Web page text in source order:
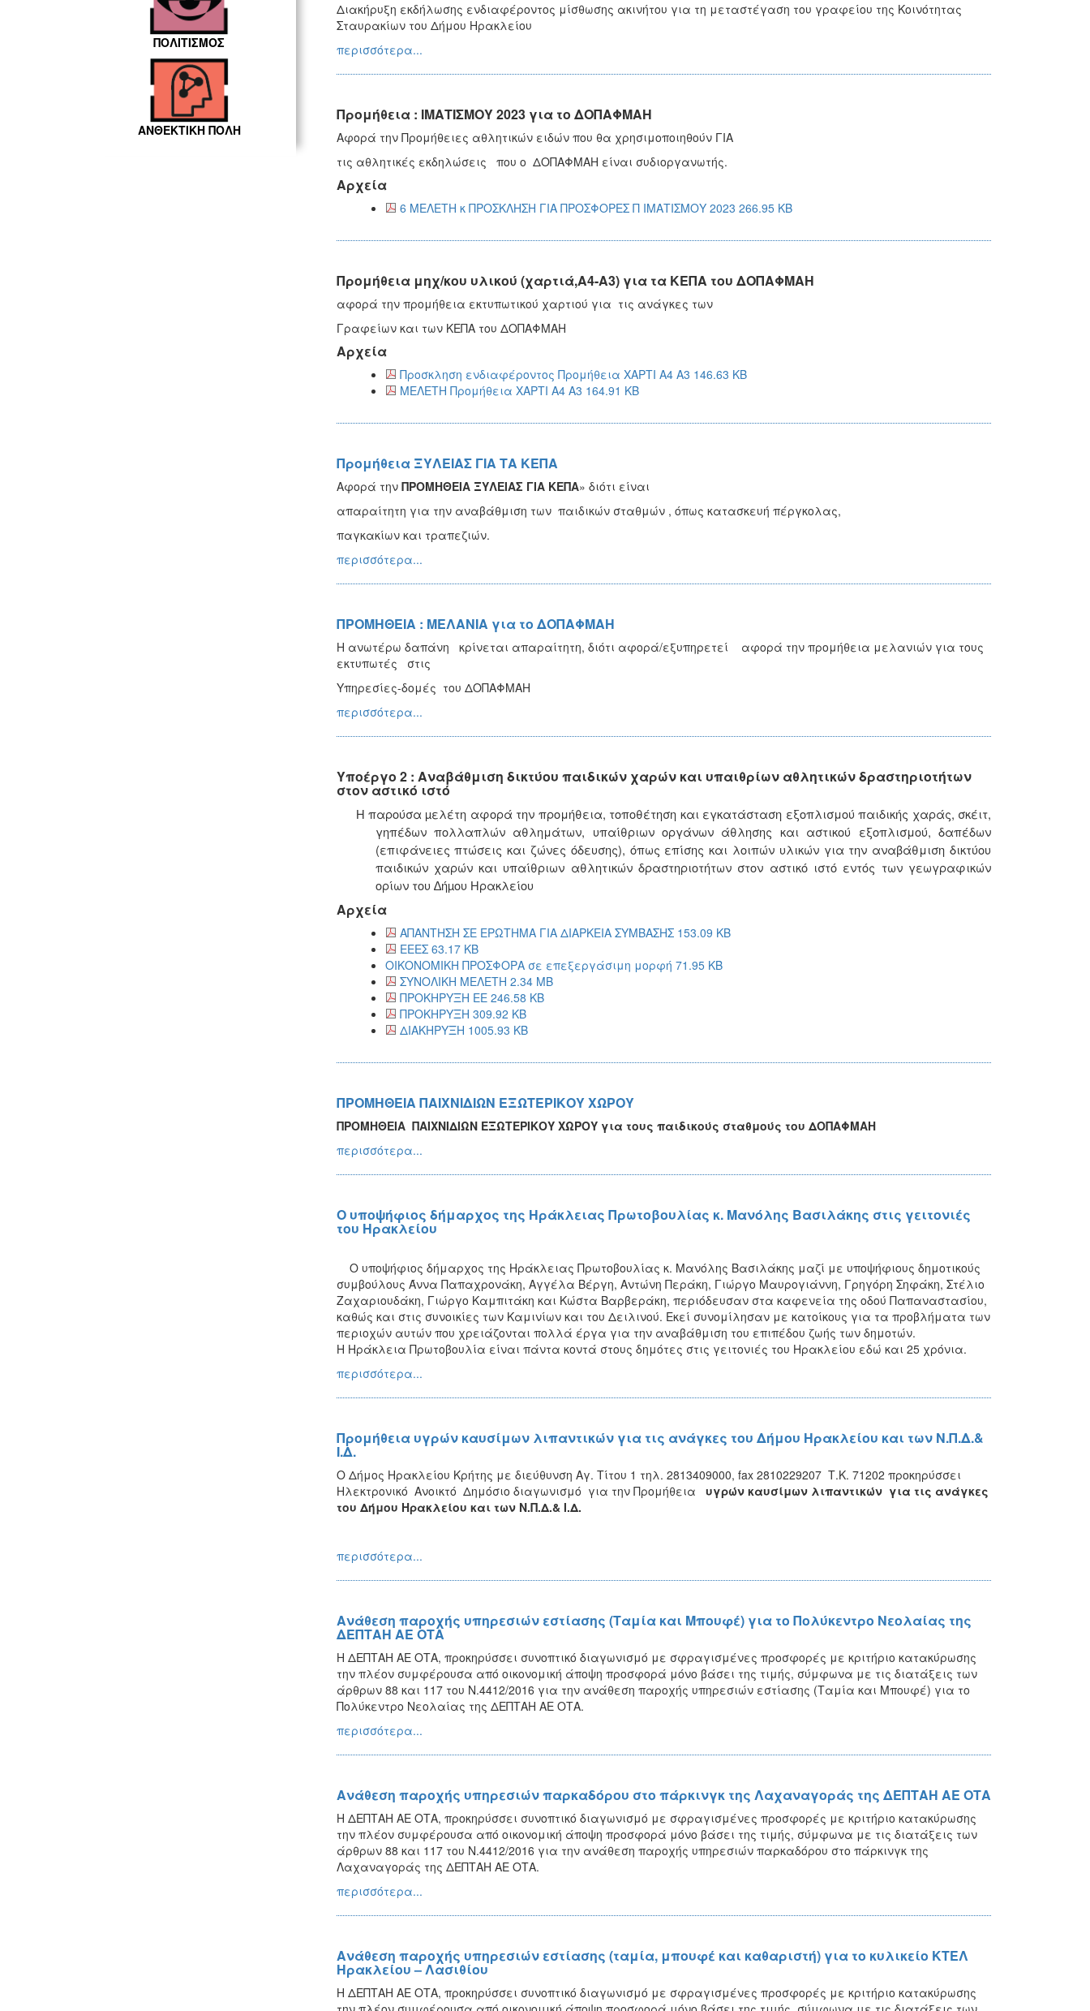
ΠΟΛΙΤΙΣΜΟΣ
ΑΝΘΕΚΤΙΚΗ ΠΟΛΗ
Διακήρυξη εκδήλωσης ενδιαφέροντος μίσθωσης ακινήτου για τη μεταστέγαση του γραφείου της Κοινότητας
Σταυρακίων του Δήμου Ηρακλείου
περισσότερα...
Προμήθεια : ΙΜΑΤΙΣΜΟΥ 2023 για το ΔΟΠΑΦΜΑΗ
Αφορά την Προμήθειες αθλητικών ειδών που θα χρησιμοποιηθούν ΓΙΑ
τις αθλητικές εκδηλώσεις που ο ΔΟΠΑΦΜΑΗ είναι συδιοργανωτής.
Αρχεία
6 ΜΕΛΕΤΗ κ ΠΡΟΣΚΛΗΣΗ ΓΙΑ ΠΡΟΣΦΟΡΕΣ Π ΙΜΑΤΙΣΜΟΥ 2023 266.95 KB
Προμήθεια μηχ/κου υλικού (χαρτιά,Α4-Α3) για τα ΚΕΠΑ του ΔΟΠΑΦΜΑΗ
αφορά την προμήθεια εκτυπωτικού χαρτιού για τις ανάγκες των
Γραφείων και των ΚΕΠΑ του ΔΟΠΑΦΜΑΗ
Αρχεία
Προσκληση ενδιαφέροντος Προμήθεια ΧΑΡΤΙ Α4 Α3 146.63 KB
ΜΕΛΕΤΗ Προμήθεια ΧΑΡΤΙ Α4 Α3 164.91 KB
Προμήθεια ΞΥΛΕΙΑΣ ΓΙΑ ΤΑ ΚΕΠΑ
Αφορά την ΠΡΟΜΗΘΕΙΑ ΞΥΛΕΙΑΣ ΓΙΑ ΚΕΠΑ» διότι είναι
απαραίτητη για την αναβάθμιση των παιδικών σταθμών , όπως κατασκευή πέργκολας,
παγκακίων και τραπεζιών.
περισσότερα...
ΠΡΟΜΗΘΕΙΑ : ΜΕΛΑΝΙΑ για το ΔΟΠΑΦΜΑΗ
Η ανωτέρω δαπάνη κρίνεται απαραίτητη, διότι αφορά/εξυπηρετεί αφορά την προμήθεια μελανιών για τους
εκτυπωτές στις
Υπηρεσίες-δομές του ΔΟΠΑΦΜΑΗ
περισσότερα...
Υποέργο 2 : Αναβάθμιση δικτύου παιδικών χαρών και υπαιθρίων αθλητικών δραστηριοτήτων
στον αστικό ιστό
Η παρούσα µελέτη αφορά την προμήθεια, τοποθέτηση και εγκατάσταση εξοπλισμού παιδικής χαράς, σκέιτ,
γηπέδων πολλαπλών αθλημάτων, υπαίθριων οργάνων άθλησης και αστικού εξοπλισμού, δαπέδων
(επιφάνειες πτώσεις και ζώνες όδευσης), όπως επίσης και λοιπών υλικών για την αναβάθμιση δικτύου
παιδικών χαρών και υπαίθριων αθλητικών δραστηριοτήτων στον αστικό ιστό εντός των γεωγραφικών
ορίων του ∆ήµου Ηρακλείου
Αρχεία
ΑΠΑΝΤΗΣΗ ΣΕ ΕΡΩΤΗΜΑ ΓΙΑ ΔΙΑΡΚΕΙΑ ΣΥΜΒΑΣΗΣ 153.09 KB
ΕΕΕΣ 63.17 KB
ΟΙΚΟΝΟΜΙΚΗ ΠΡΟΣΦΟΡΑ σε επεξεργάσιμη μορφή 71.95 KB
ΣΥΝΟΛΙΚΗ ΜΕΛΕΤΗ 2.34 MB
ΠΡΟΚΗΡΥΞΗ ΕΕ 246.58 KB
ΠΡΟΚΗΡΥΞΗ 309.92 KB
ΔΙΑΚΗΡΥΞΗ 1005.93 KB
ΠΡΟΜΗΘΕΙΑ ΠΑΙΧΝΙΔΙΩΝ ΕΞΩΤΕΡΙΚΟΥ ΧΩΡΟΥ
ΠΡΟΜΗΘΕΙΑ ΠΑΙΧΝΙΔΙΩΝ ΕΞΩΤΕΡΙΚΟΥ ΧΩΡΟΥ για τους παιδικούς σταθμούς του ΔΟΠΑΦΜΑΗ
περισσότερα...
Ο υποψήφιος δήμαρχος της Ηράκλειας Πρωτοβουλίας κ. Μανόλης Βασιλάκης στις γειτονιές
του Ηρακλείου
Ο υποψήφιος δήμαρχος της Ηράκλειας Πρωτοβουλίας κ. Μανόλης Βασιλάκης μαζί με υποψήφιους δημοτικούς
συμβούλους Άννα Παπαχρονάκη, Αγγέλα Βέργη, Αντώνη Περάκη, Γιώργο Μαυρογιάννη, Γρηγόρη Σηφάκη, Στέλιο
Ζαχαριουδάκη, Γιώργο Καμπιτάκη και Κώστα Βαρβεράκη, περιόδευσαν στα καφενεία της οδού Παπαναστασίου,
καθώς και στις συνοικίες των Καμινίων και του Δειλινού. Εκεί συνομίλησαν με κατοίκους για τα προβλήματα των
περιοχών αυτών που χρειάζονται πολλά έργα για την αναβάθμιση του επιπέδου ζωής των δημοτών.
Η Ηράκλεια Πρωτοβουλία είναι πάντα κοντά στους δημότες στις γειτονιές του Ηρακλείου εδώ και 25 χρόνια.
περισσότερα...
Προμήθεια υγρών καυσίμων λιπαντικών για τις ανάγκες του Δήμου Ηρακλείου και των Ν.Π.Δ.&
Ι.Δ.
Ο Δήμος Ηρακλείου Κρήτης με διεύθυνση Αγ. Τίτου 1 τηλ. 2813409000, fax 2810229207 Τ.Κ. 71202 προκηρύσσει
Ηλεκτρονικό Ανοικτό Δημόσιο διαγωνισμό για την Προμήθεια υγρών καυσίμων λιπαντικών για τις ανάγκες
του Δήμου Ηρακλείου και των Ν.Π.Δ.& Ι.Δ.
περισσότερα...
Ανάθεση παροχής υπηρεσιών εστίασης (Ταμία και Μπουφέ) για το Πολύκεντρο Νεολαίας της
ΔΕΠΤΑΗ ΑΕ ΟΤΑ
Η ΔΕΠΤΑΗ ΑΕ ΟΤΑ, προκηρύσσει συνοπτικό διαγωνισμό με σφραγισμένες προσφορές με κριτήριο κατακύρωσης
την πλέον συμφέρουσα από οικονομική άποψη προσφορά μόνο βάσει της τιμής, σύμφωνα με τις διατάξεις των
άρθρων 88 και 117 του Ν.4412/2016 για την ανάθεση παροχής υπηρεσιών εστίασης (Ταμία και Μπουφέ) για το
Πολύκεντρο Νεολαίας της ΔΕΠΤΑΗ ΑΕ ΟΤΑ.
περισσότερα...
Ανάθεση παροχής υπηρεσιών παρκαδόρου στο πάρκινγκ της Λαχαναγοράς της ΔΕΠΤΑΗ ΑΕ ΟΤΑ
Η ΔΕΠΤΑΗ ΑΕ ΟΤΑ, προκηρύσσει συνοπτικό διαγωνισμό με σφραγισμένες προσφορές με κριτήριο κατακύρωσης
την πλέον συμφέρουσα από οικονομική άποψη προσφορά μόνο βάσει της τιμής, σύμφωνα με τις διατάξεις των
άρθρων 88 και 117 του Ν.4412/2016 για την ανάθεση παροχής υπηρεσιών παρκαδόρου στο πάρκινγκ της
Λαχαναγοράς της ΔΕΠΤΑΗ ΑΕ ΟΤΑ.
περισσότερα...
Ανάθεση παροχής υπηρεσιών εστίασης (ταμία, μπουφέ και καθαριστή) για το κυλικείο ΚΤΕΛ
Ηρακλείου – Λασιθίου
Η ΔΕΠΤΑΗ ΑΕ ΟΤΑ, προκηρύσσει συνοπτικό διαγωνισμό με σφραγισμένες προσφορές με κριτήριο κατακύρωσης